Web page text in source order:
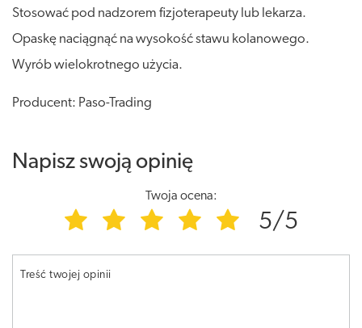
Stosować pod nadzorem fizjoterapeuty lub lekarza.
Opaskę naciągnąć na wysokość stawu kolanowego.
Wyrób wielokrotnego użycia.
Producent: Paso-Trading
Napisz swoją opinię
Twoja ocena:
5/5
Treść twojej opinii